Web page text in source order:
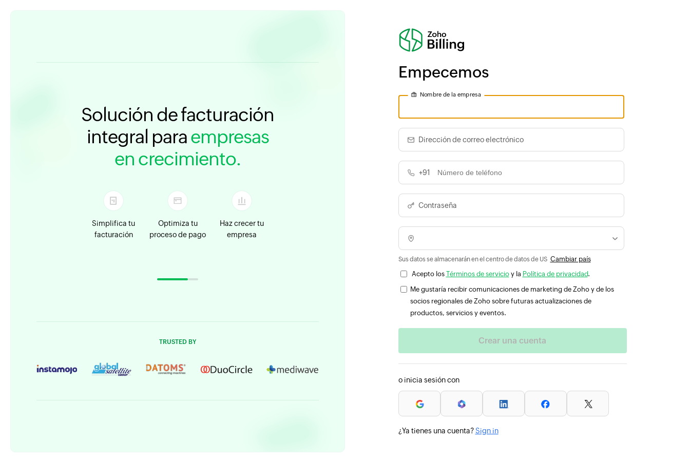
Solución de facturación
integral paraempresas
en crecimiento.
Simplifica tu
facturación
Optimiza tu
proceso de pago
Haz crecer tu
empresa
TRUSTED BY
Empecemos
Nombre de la empresa
Dirección de correo electrónico
+91
Contraseña
Sus datos se almacenarán en el centro de datos de US Cambiar país
Acepto los Términos de servicioy la Política de privacidad.
Me gustaría recibir comunicaciones de marketing de Zoho y de los
socios regionales de Zoho sobre futuras actualizaciones de
productos, servicios y eventos.
o inicia sesión con
¿Ya tienes una cuenta?Sign in